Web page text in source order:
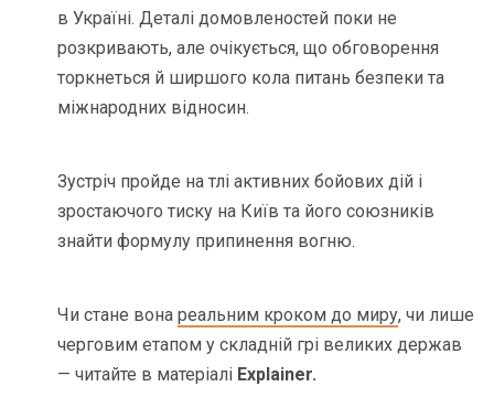
в Україні. Деталі домовленостей поки не
розкривають, але очікується, що обговорення
торкнеться й ширшого кола питань безпеки та
міжнародних відносин.
Зустріч пройде на тлі активних бойових дій і
зростаючого тиску на Київ та його союзників
знайти формулу припинення вогню.
Чи стане вонареальним кроком до миру, чи лише
черговим етапом у складній грі великих держав
— читайте в матеріалі Explainer.